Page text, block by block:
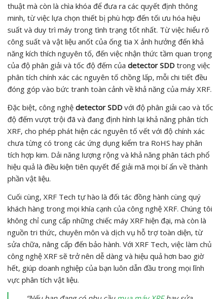
thuật mà còn là chìa khóa để đưa ra các quyết định thông
minh, từ việc lựa chọn thiết bị phù hợp đến tối ưu hóa hiệu
suất và duy trì máy trong tình trạng tốt nhất. Từ việc hiểu rõ
công suất và vật liệu anốt của ống tia X ảnh hưởng đến khả
năng kích thích nguyên tố, đến việc nhận thức tầm quan trọng
của độ phân giải và tốc độ đếm của detector SDD trong việc
phân tích chính xác các nguyên tố chồng lấp, mỗi chi tiết đều
đóng góp vào bức tranh toàn cảnh về khả năng của máy XRF.
Đặc biệt, công nghệ detector SDD với độ phân giải cao và tốc
độ đếm vượt trội đã và đang định hình lại khả năng phân tích
XRF, cho phép phát hiện các nguyên tố vết với độ chính xác
chưa từng có trong các ứng dụng kiểm tra RoHS hay phân
tích hợp kim. Dải năng lượng rộng và khả năng phân tách phổ
hiệu quả là điều kiện tiên quyết để giải mã mọi bí ẩn về thành
phần vật liệu.
Cuối cùng, XRF Tech tự hào là đối tác đồng hành cùng quý
khách hàng trong mọi khía cạnh của công nghệ XRF. Chúng tôi
không chỉ cung cấp những chiếc máy XRF hiện đại, mà còn là
nguồn tri thức, chuyên môn và dịch vụ hỗ trợ toàn diện, từ
sửa chữa, nâng cấp đến bảo hành. Với XRF Tech, việc làm chủ
công nghệ XRF sẽ trở nên dễ dàng và hiệu quả hơn bao giờ
hết, giúp doanh nghiệp của bạn luôn dẫn đầu trong mọi lĩnh
vực phân tích vật liệu.